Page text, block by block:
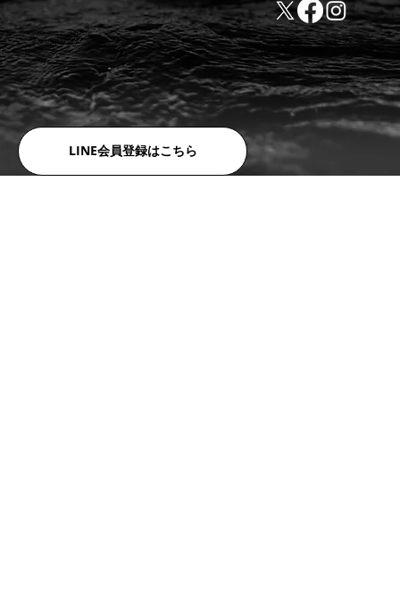
LINE会員登録はこちら
TEL:0532-31-4646
FAX:0532-32-6810
​会社概要
​利用規約